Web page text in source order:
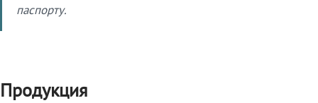
паспорту.
Продукция